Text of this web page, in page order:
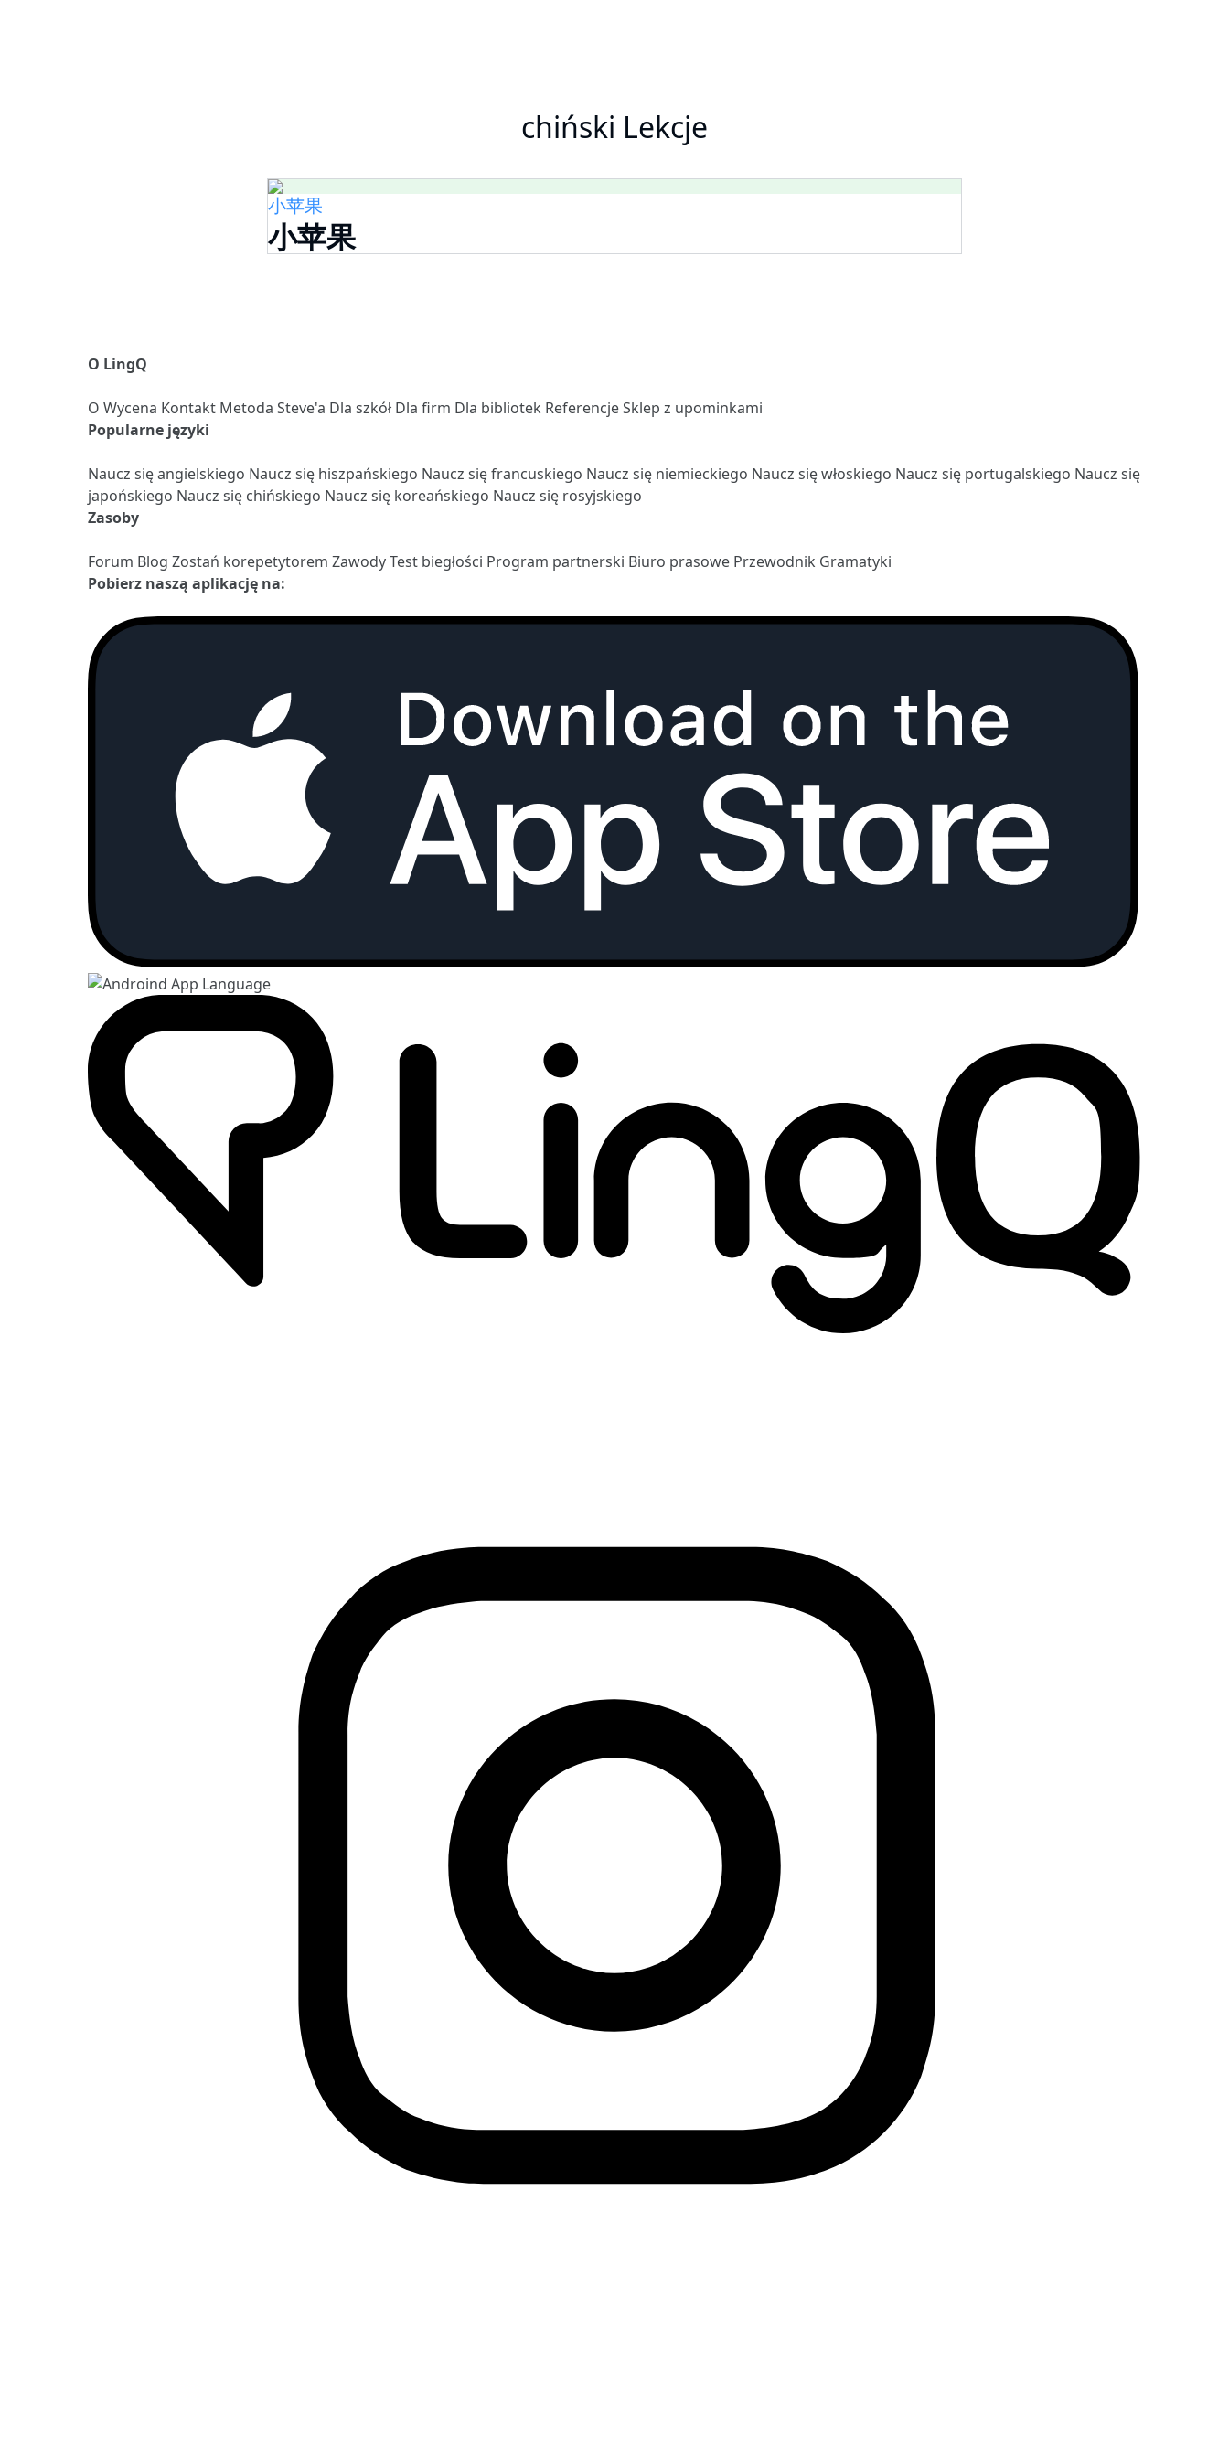
chiński Lekcje
小苹果
小苹果
O LingQ
O Wycena Kontakt Metoda Steve'a Dla szkół Dla firm Dla bibliotek ReferencjeSklep z upominkami
Popularne języki
Naucz się angielskiego Naucz się hiszpańskiego Naucz się francuskiego Naucz się niemieckiego Naucz się włoskiego Naucz się portugalskiego Naucz się
japońskiego Naucz się chińskiego Naucz się koreańskiego Naucz się rosyjskiego
Zasoby
Forum Blog Zostań korepetytorem ZawodyTest biegłości Program partnerski Biuro prasowe Przewodnik Gramatyki
Pobierz naszą aplikację na: